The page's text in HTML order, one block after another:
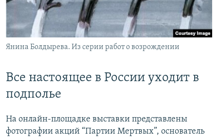
Янина Болдырева. Из серии работ о возрождении
Все настоящее в России уходит в
подполье
На онлайн-площадке выставки представлены
фотографии акций “Партии Мертвых”, основатель